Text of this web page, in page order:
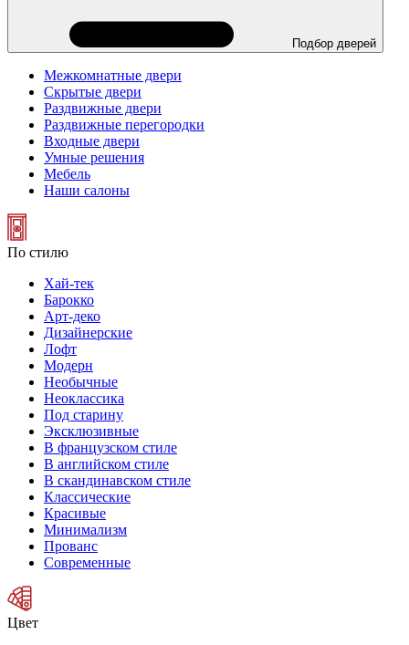
Подбор дверей
Межкомнатные двери
Скрытые двери
Раздвижные двери
Раздвижные перегородки
Входные двери
Умные решения
Мебель
Наши салоны
По стилю
Хай-тек
Барокко
Арт-деко
Дизайнерские
Лофт
Модерн
Необычные
Неоклассика
Под старину
Эксклюзивные
В французском стиле
В английском стиле
В скандинавском стиле
Классические
Красивые
Минимализм
Прованс
Современные
Цвет